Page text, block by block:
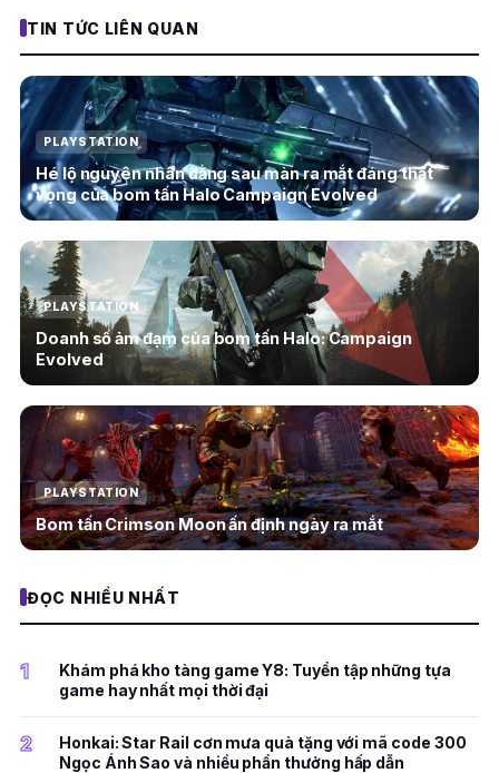
TIN TỨC LIÊN QUAN
PLAYSTATION
Hé lộ nguyên nhân đằng sau màn ra mắt đáng thất
vọng của bom tấn Halo Campaign Evolved
PLAYSTATION
Doanh số ảm đạm của bom tấn Halo: Campaign
Evolved
PLAYSTATION
Bom tấn Crimson Moon ấn định ngày ra mắt
ĐỌC NHIỀU NHẤT
1
Khám phá kho tàng game Y8: Tuyển tập những tựa
game hay nhất mọi thời đại
2
Honkai: Star Rail cơn mưa quà tặng với mã code 300
Ngọc Ánh Sao và nhiều phần thưởng hấp dẫn